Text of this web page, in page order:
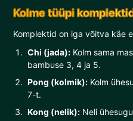
Kolme tüüpi
Komplektid on iga võitva käe
Chi (jada): Kolm sama
bambuse 3, 4 ja 5.
Pong (kolmik): Kolm
7-t.
Kong (nelik): Neli